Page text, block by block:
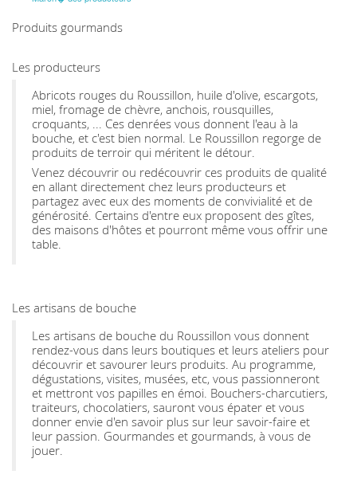
Produits gourmands
Les producteurs
Abricots rouges du Roussillon, huile d'olive, escargots,
miel, fromage de chèvre, anchois, rousquilles,
croquants, ... Ces denrées vous donnent l'eau à la
bouche, et c'est bien normal. Le Roussillon regorge de
produits de terroir qui méritent le détour.
Venez découvrir ou redécouvrir ces produits de qualité
en allant directement chez leurs producteurs et
partagez avec eux des moments de convivialité et de
générosité. Certains d'entre eux proposent des gîtes,
des maisons d'hôtes et pourront même vous offrir une
table.
Les artisans de bouche
Les artisans de bouche du Roussillon vous donnent
rendez-vous dans leurs boutiques et leurs ateliers pour
découvrir et savourer leurs produits. Au programme,
dégustations, visites, musées, etc, vous passionneront
et mettront vos papilles en émoi. Bouchers-charcutiers,
traiteurs, chocolatiers, sauront vous épater et vous
donner envie d'en savoir plus sur leur savoir-faire et
leur passion. Gourmandes et gourmands, à vous de
jouer.